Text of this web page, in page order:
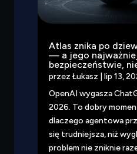
Atlas znika po
— a jego
bezpieczeństwie,
przez Łukasz lip 13,
OpenAI wygasza
2026. To dobry
dlaczego agentowa
się trudniejsza, niż
problem nie zniknie